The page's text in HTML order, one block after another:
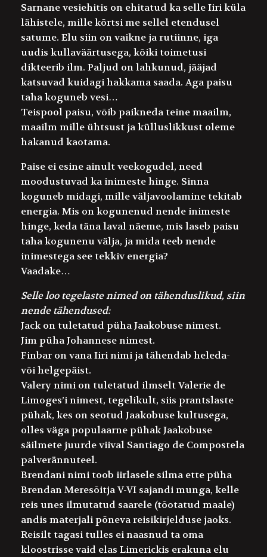
Sarnane vesiehitis on ehitatud ka selle Iiri küla
lähistele, mille kõrtsi me sellel etendusel
satume. Elu siin on vaikne ja rutiinne, iga
uudis kullaväärtusega, kõiki toimetusi
dikteerib ilm. Paljud on lahkunud, jääjad
katsuvad kuidagi hakkama saada. Aga paisu
taha koguneb vesi…
Teispool paisu, võib paikneda teine maailm,
maailm mille ühtsust ja külluslikkust oleme
hakanud kaotama.
Paise ei esine ainult veekogudel, need
moodustuvad ka inimeste hinge. Sinna
koguneb midagi, mille väljavoolamine tekitab
energia. Mis on kogunenud nende inimeste
hinge, keda täna laval näeme, mis laseb paisu
taha kogunenu välja, ja mida teeb nende
inimestega see tekkiv energia?
Vaadake…
Selle loo tegelaste nimed on tähenduslikud, siin
nende tähendused:
Jack on tuletatud püha Jaakobuse nimest.
Jimpüha Johannese nimest.
Finbar on vana Iiri nimi ja tähendab heleda-
või helgepäist.
Valerynimi on tuletatud ilmselt Valerie de
Limoges’i nimest, tegelikult, siis prantslaste
pühak, kes on seotud Jaakobuse kultusega,
olles väga populaarne pühak Jaakobuse
säilmete juurde viival Santiago de Compostela
palverännuteel.
Brendani nimi toob iirlasele silma ette püha
Brendan Meresõitja V-VI sajandi munga, kelle
reis unes ilmutatud saarele (tõotatud maale)
andis materjali põneva reisikirjelduse jaoks.
Reisilt tagasi tulles ei naasnud ta oma
kloostrisse vaid elas Limerickis erakuna elu